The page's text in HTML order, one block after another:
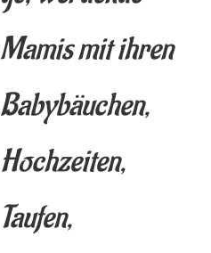
Mamis mit ihren
Babybäuchen,
Hochzeiten,
Taufen,